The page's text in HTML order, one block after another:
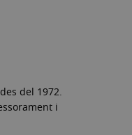
del 1972.
i